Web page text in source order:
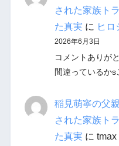
された家族ト
た真実 に ヒロ
2026年6月3日
コメントありが
間違っているか
稲見萌寧の父
された家族ト
た真実 に tmax